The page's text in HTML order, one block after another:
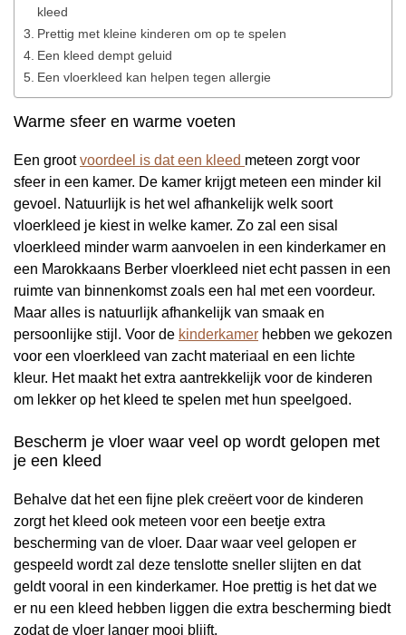
kleed
Prettig met kleine kinderen om op te spelen
Een kleed dempt geluid
Een vloerkleed kan helpen tegen allergie
Warme sfeer en warme voeten
Een grootvoordeel is dat een kleed meteen zorgt voor
sfeer in een kamer. De kamer krijgt meteen een minder kil
gevoel. Natuurlijk is het wel afhankelijk welk soort
vloerkleed je kiest in welke kamer. Zo zal een sisal
vloerkleed minder warm aanvoelen in een kinderkamer en
een Marokkaans Berber vloerkleed niet echt passen in een
ruimte van binnenkomst zoals een hal met een voordeur.
Maar alles is natuurlijk afhankelijk van smaak en
persoonlijke stijl. Voor de kinderkamer hebben we gekozen
voor een vloerkleed van zacht materiaal en een lichte
kleur. Het maakt het extra aantrekkelijk voor de kinderen
om lekker op het kleed te spelen met hun speelgoed.
Bescherm je vloer waar veel op wordt gelopen met
je een kleed
Behalve dat het een fijne plek creëert voor de kinderen
zorgt het kleed ook meteen voor een beetje extra
bescherming van de vloer. Daar waar veel gelopen er
gespeeld wordt zal deze tenslotte sneller slijten en dat
geldt vooral in een kinderkamer. Hoe prettig is het dat we
er nu een kleed hebben liggen die extra bescherming biedt
zodat de vloer langer mooi blijft.